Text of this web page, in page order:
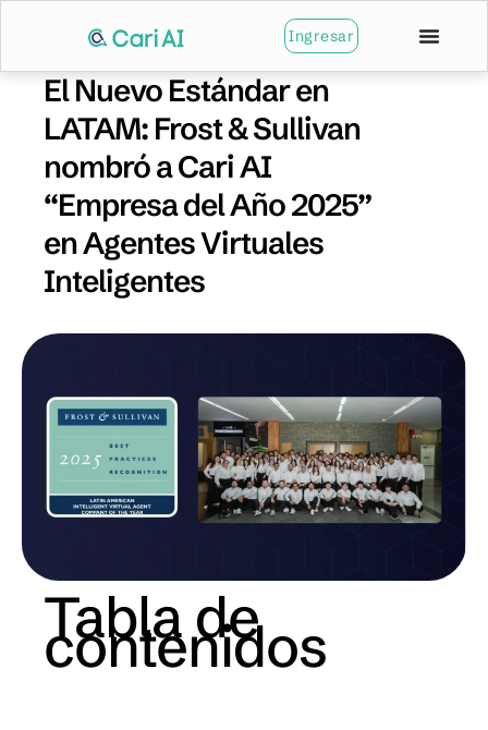
Ingresar
El Nuevo Estándar en
LATAM: Frost & Sullivan
nombró a Cari AI
“Empresa del Año 2025”
en Agentes Virtuales
Inteligentes
Tabla de
contenidos